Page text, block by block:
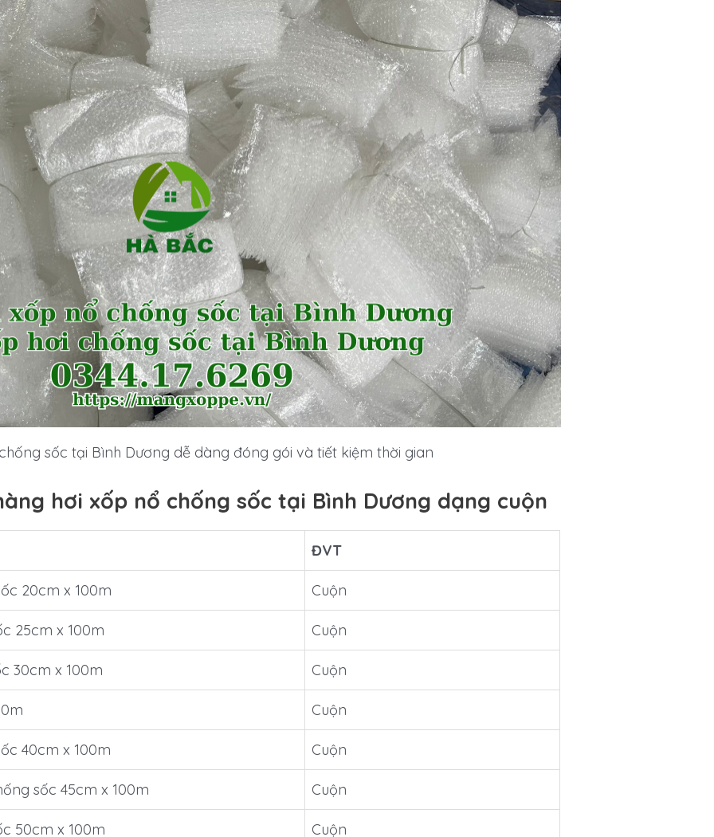
sốc tại Bình Dương dễ dàng đóng gói và tiết kiệm thời gian
hơi xốp nổ chống sốc tại Bình Dương dạng cuộn
ĐVT
20cm x 100m Cuộn
25cm x 100m Cuộn
30cm x 100m Cuộn
Cuộn
40cm x 100m Cuộn
sốc 45cm x 100m Cuộn
50cm x 100m Cuộn